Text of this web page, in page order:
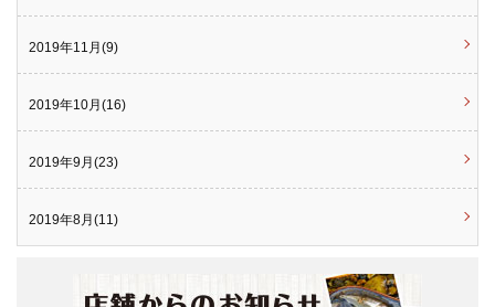
2019年11月(9)
2019年10月(16)
2019年9月(23)
2019年8月(11)